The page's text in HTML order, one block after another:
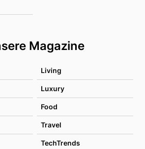
Magazine
Living
Luxury
Food
Travel
TechTrends